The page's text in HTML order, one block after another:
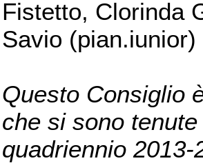
Fistetto, Clorinda
Savio (pian.iunior)
Questo Consiglio
che si sono
quadriennio 2013-